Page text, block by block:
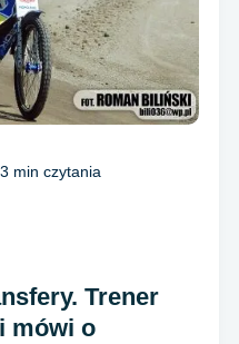
min czytania
Trener
mówi o